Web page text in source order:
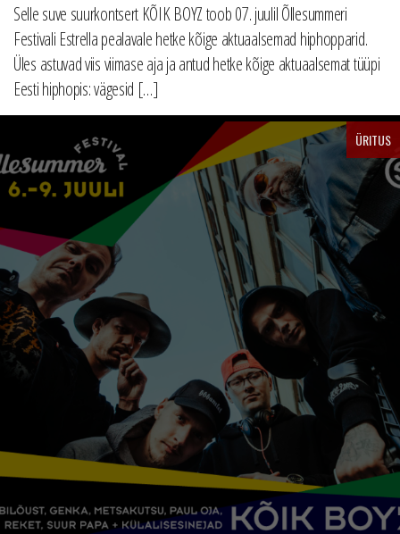
Selle suve suurkontsert KÕIK BOYZ toob 07. juulil Õllesummeri
Festivali Estrella pealavale hetke kõige aktuaalsemad hiphopparid.
Üles astuvad viis viimase aja ja antud hetke kõige aktuaalsemat tüüpi
Eesti hiphopis: vägesid […]
ÜRITUS